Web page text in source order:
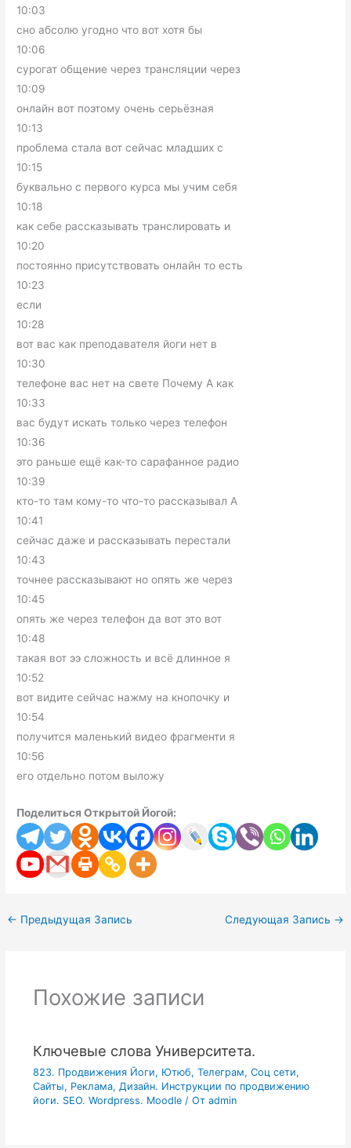
10:03
сно абсолю угодно что вот хотя бы
10:06
сурогат общение через трансляции через
10:09
онлайн вот поэтому очень серьёзная
10:13
проблема стала вот сейчас младших с
10:15
буквально с первого курса мы учим себя
10:18
как себе рассказывать транслировать и
10:20
постоянно присутствовать онлайн то есть
10:23
если
10:28
вот вас как преподавателя йоги нет в
10:30
телефоне вас нет на свете Почему А как
10:33
вас будут искать только через телефон
10:36
это раньше ещё как-то сарафанное радио
10:39
кто-то там кому-то что-то рассказывал А
10:41
сейчас даже и рассказывать перестали
10:43
точнее рассказывают но опять же через
10:45
опять же через телефон да вот это вот
10:48
такая вот ээ сложность и всё длинное я
10:52
вот видите сейчас нажму на кнопочку и
10:54
получится маленький видео фрагменти я
10:56
его отдельно потом выложу
Поделиться Открытой Йогой:
← Предыдущая Запись Следующая Запись →
Похожие записи
Ключевые слова Университета.
823. Продвижения Йоги, Ютюб, Телеграм, Соц сети,
Сайты, Реклама, Дизайн. Инструкции по продвижению
йоги. SEO. Wordpress. Moodle/ От admin